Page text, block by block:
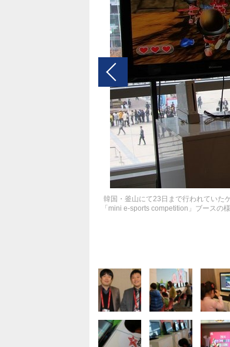
韓国・釜山にて23日まで行われていた
「mini e-sports competition」ブースの